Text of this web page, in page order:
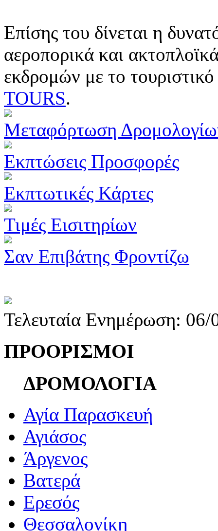
Επίσης του δίνεται η
αεροπορικά και
εκδρομών με το
TOURS.
Μεταφόρτωση
Εκπτώσεις Προσφορές
Εκπτωτικές Κάρτες
Τιμές Εισιτηρίων
Σαν Επιβάτης Φροντίζω
Τελευταία Ενημέρωση:
ΠΡΟΟΡΙΣΜΟΙ
ΔΡΟΜΟΛΟΓΙΑ
Αγία Παρασκευή
Αγιάσος
Άργενος
Βατερά
Ερεσός
Θεσσαλονίκη